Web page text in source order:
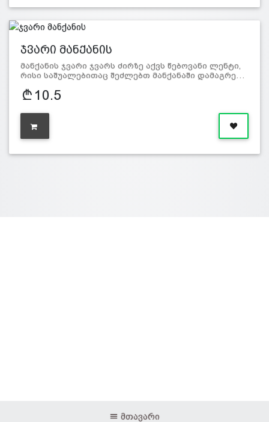
ჯვარი მანქანის
მანქანის ჯვარი ჯვარს ძირზე აქვს წებოვანი ლენტი,
რისი საშუალებითაც შეძლებთ მანქანაში დამაგრე…
10.5
მთავარი